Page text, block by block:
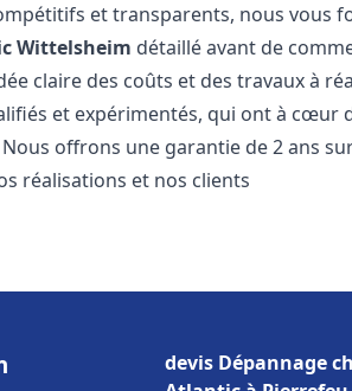
et transparents, nous vous
Wittelsheim détaillé avant de
claire des coûts et des travaux à
et expérimentés, qui ont à cœur
offrons une garantie de 2 ans
réalisations et nos clients
devis Dépannage